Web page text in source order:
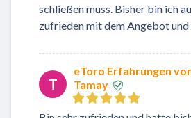
schließen muss. Bisher bin ich
zufrieden mit dem Angebot
T
eToro Erfahrungen
Tamay